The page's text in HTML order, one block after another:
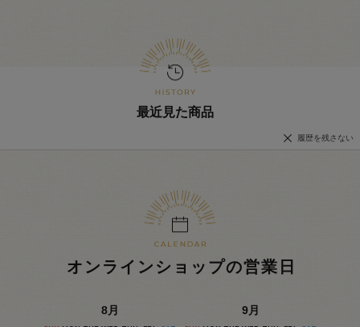
最近見た商品
履歴を残さない
オンラインショップの営業日
8月 9月